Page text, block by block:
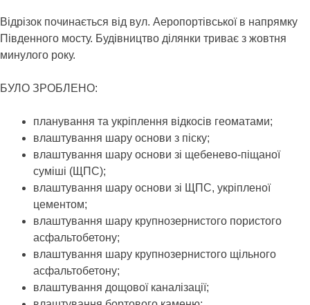
Відрізок починається від вул. Аеропортівської в напрямку
Південного мосту. Будівництво ділянки триває з жовтня
минулого року.
БУЛО ЗРОБЛЕНО:
планування та укріплення відкосів геоматами;
влаштування шару основи з піску;
влаштування шару основи зі щебенево-піщаної
суміші (ЩПС);
влаштування шару основи зі ЩПС, укріпленої
цементом;
влаштування шару крупнозернистого пористого
асфальтобетону;
влаштування шару крупнозернистого щільного
асфальтобетону;
влаштування дощової каналізації;